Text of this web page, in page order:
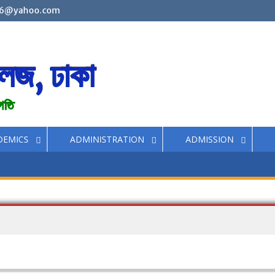
ঢাকা
ADMINISTRATION ADMISSION